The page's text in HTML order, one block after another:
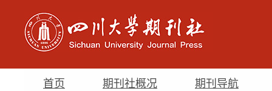
首页 期刊社概况 期刊导航